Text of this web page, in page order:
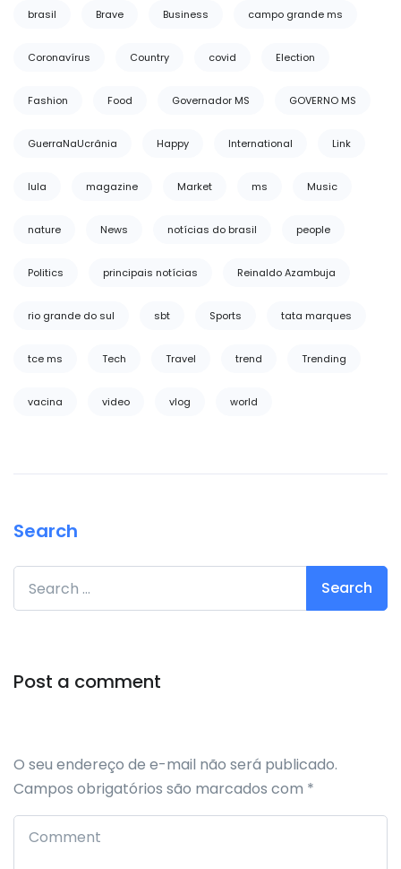
brasil Brave Business campo grande ms
Coronavírus Country covid Election
Fashion Food Governador MS GOVERNO MS
GuerraNaUcrânia Happy International Link
lula magazine Market ms Music
nature News notícias do brasil people
Politics principais notícias Reinaldo Azambuja
rio grande do sul sbt Sports tata marques
tce ms Tech Travel trend Trending
vacina video vlog world
Search
Search for:
Post a comment
O seu endereço de e-mail não será publicado.
Campos obrigatórios são marcados com *